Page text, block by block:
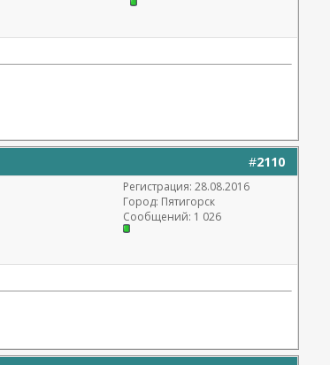
#2110
Регистрация: 28.08.2016
Город: Пятигорск
Сообщений: 1 026